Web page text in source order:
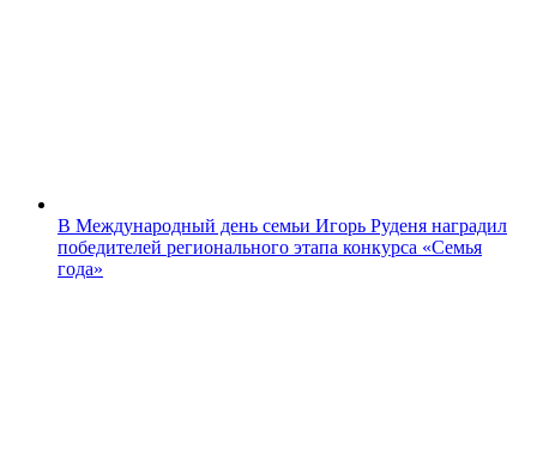
В Международный день семьи Игорь Руденя наградил
победителей регионального этапа конкурса «Семья
года»